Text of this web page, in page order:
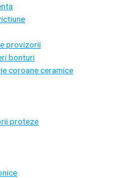
provizorii
bonturi
coroane ceramice
proteze